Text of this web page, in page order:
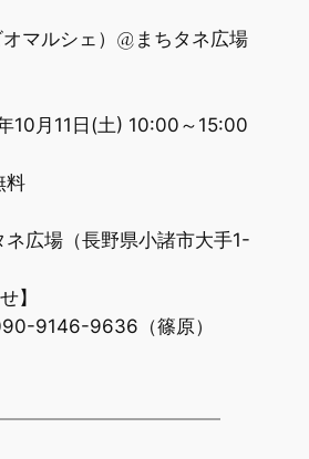
マルシェ）@まちタネ広場
10月11日(土) 10:00～15:00
料
ネ広場（長野県小諸市大手1-
】
9146-9636（篠原）